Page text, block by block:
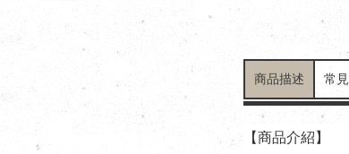
商品描述 常
【商品介紹】